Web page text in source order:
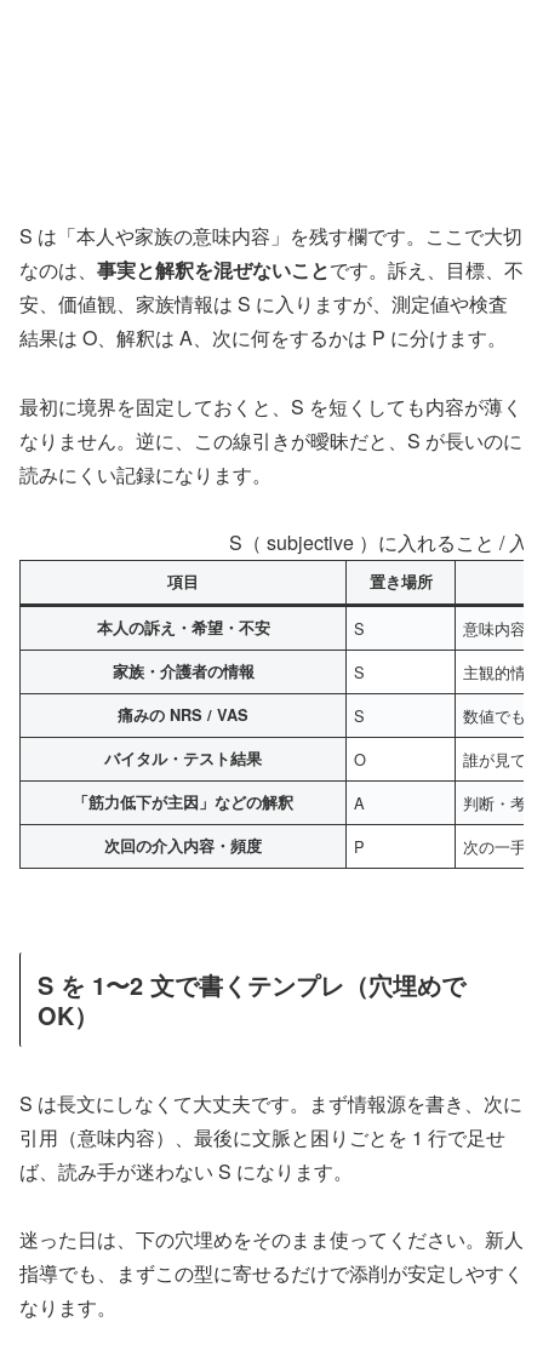
S は「本人や家族の意味内容」を残す欄です。ここで大切
なのは、 事実と解釈を混ぜないことです。訴え、目標、不
安、価値観、家族情報は S に入りますが、測定値や検査
結果は O、解釈は A、次に何をするかは P に分けます。
最初に境界を固定しておくと、S を短くしても内容が薄く
なりません。逆に、この線引きが曖昧だと、S が長いのに
読みにくい記録になります。
S（ subjective ）に入れること / 入
項目 置き場所
本人の訴え・希望・不安 S 意味内容
家族・介護者の情報 S 主観的情
痛みの NRS / VAS S 数値でも
バイタル・テスト結果 O 誰が見て
「筋力低下が主因」などの解釈 A 判断・考
次回の介入内容・頻度 P 次の一手
S を 1〜2 文で書くテンプレ（穴埋めで
OK）
S は長文にしなくて大丈夫です。まず情報源を書き、次に
引用（意味内容）、最後に文脈と困りごとを 1 行で足せ
ば、読み手が迷わない S になります。
迷った日は、下の穴埋めをそのまま使ってください。新人
指導でも、まずこの型に寄せるだけで添削が安定しやすく
なります。